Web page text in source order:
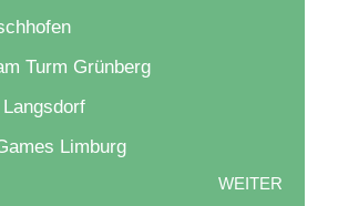
Turm Grünberg
Limburg
WEITER